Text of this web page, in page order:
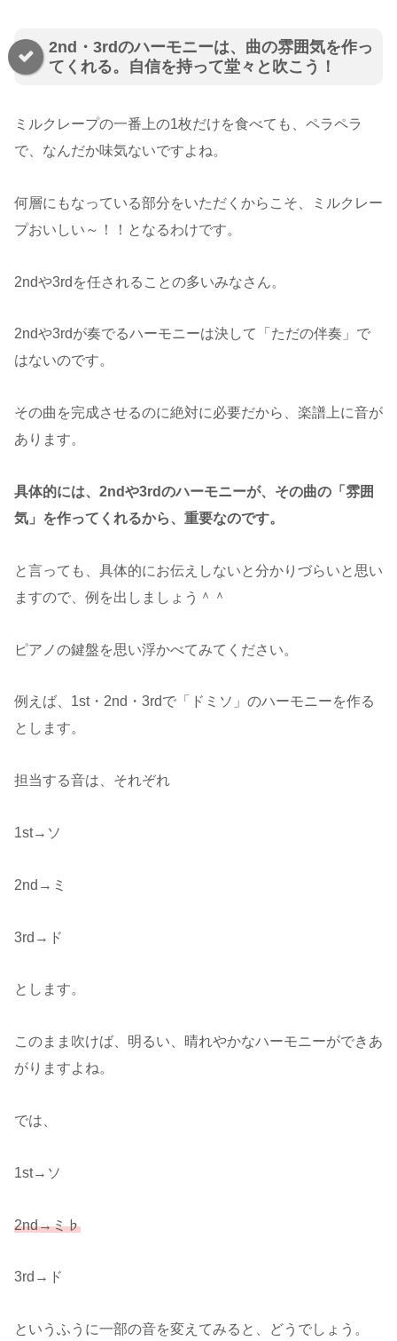
2nd・3rdのハーモニーは、曲の雰囲気を作っ
てくれる。自信を持って堂々と吹こう！
ミルクレープの一番上の1枚だけを食べても、ペラペラ
で、なんだか味気ないですよね。
何層にもなっている部分をいただくからこそ、ミルクレー
プおいしい～！！となるわけです。
2ndや3rdを任されることの多いみなさん。
2ndや3rdが奏でるハーモニーは決して「ただの伴奏」で
はないのです。
その曲を完成させるのに絶対に必要だから、楽譜上に音が
あります。
具体的には、2ndや3rdのハーモニーが、その曲の「雰囲
気」を作ってくれるから、重要なのです。
と言っても、具体的にお伝えしないと分かりづらいと思い
ますので、例を出しましょう＾＾
ピアノの鍵盤を思い浮かべてみてください。
例えば、1st・2nd・3rdで「ドミソ」のハーモニーを作る
とします。
担当する音は、それぞれ
1st→ソ
2nd→ミ
3rd→ド
とします。
このまま吹けば、明るい、晴れやかなハーモニーができあ
がりますよね。
では、
1st→ソ
2nd→ミ♭
3rd→ド
というふうに一部の音を変えてみると、どうでしょう。